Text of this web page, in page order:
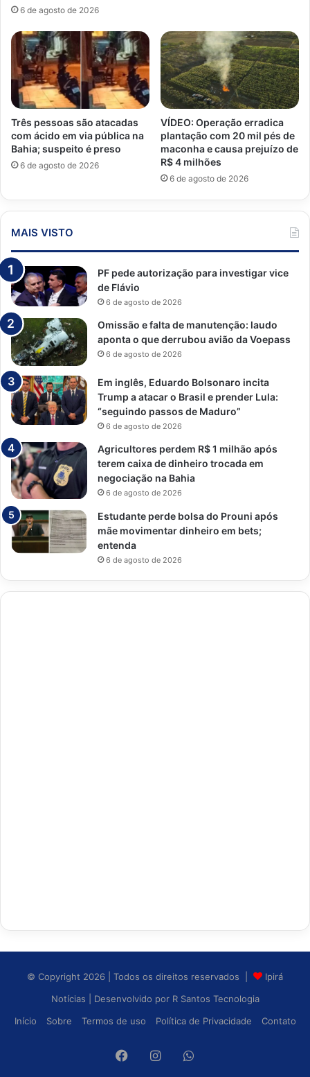
6 de agosto de 2026
Três pessoas são atacadas
com ácido em via pública na
Bahia; suspeito é preso
6 de agosto de 2026
VÍDEO: Operação erradica
plantação com 20 mil pés de
maconha e causa prejuízo de
R$ 4 milhões
6 de agosto de 2026
MAIS VISTO
PF pede autorização para investigar vice
de Flávio
6 de agosto de 2026
Omissão e falta de manutenção: laudo
aponta o que derrubou avião da Voepass
6 de agosto de 2026
Em inglês, Eduardo Bolsonaro incita
Trump a atacar o Brasil e prender Lula:
“seguindo passos de Maduro”
6 de agosto de 2026
Agricultores perdem R$ 1 milhão após
terem caixa de dinheiro trocada em
negociação na Bahia
6 de agosto de 2026
Estudante perde bolsa do Prouni após
mãe movimentar dinheiro em bets;
entenda
6 de agosto de 2026
© Copyright 2026 | Todos os direitos reservados |
Ipirá
Notícias
| Desenvolvido por R Santos Tecnologia
Início
Sobre Termos de uso Política de Privacidade Contato
FacebookInstagramWhatsApp